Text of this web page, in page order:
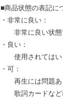
■商品状態の表記に
・非常に良い：
非常に良い状態
・良い：
使用されてはい
・可：
再生には問題あ
歌詞カードなど